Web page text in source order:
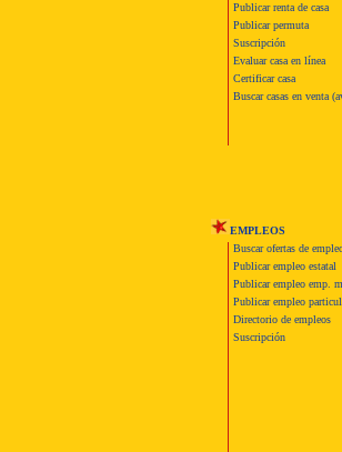
Publicar renta de casa
Publicar permuta
Suscripción
Evaluar casa en línea
Certificar casa
Buscar casas en venta
EMPLEOS
Buscar ofertas de
Publicar empleo estatal
Publicar empleo emp.
Publicar empleo
Directorio de empleos
Suscripción